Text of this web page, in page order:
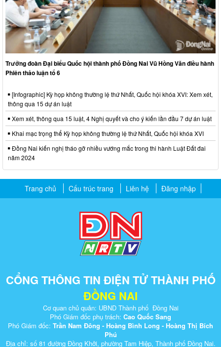
Trưởng đoàn Đại biểu Quốc hội thành phố Đồng Nai Vũ Hồng Văn điều hành
Phiên thảo luận tổ 6
[Infographic] Kỳ họp không thường lệ thứ Nhất, Quốc hội khóa XVI: Xem xét,
thông qua 15 dự án luật
Xem xét, thông qua 15 luật, 4 Nghị quyết và cho ý kiến lần đầu 7 dự án luật
Khai mạc trọng thể Kỳ họp không thường lệ thứ Nhất, Quốc hội khóa XVI
Đồng Nai kiến nghị tháo gỡ nhiều vướng mắc trong thi hành Luật Đất đai
năm 2024
Trang chủ Cấu trúc trang Liên hệ Đăng nhập
CỔNG THÔNG TIN ĐIỆN TỬ THÀNH PHỐ
ĐỒNG NAI
Cơ quan chủ quản: UBND Thành phố Đồng Nai
Phó Giám đốc phụ trách: Cao Quốc Sang
Phó Giám đốc: Trần Nam Đông - Hoàng Bình Long - Hoàng Thị Bích
Phú
Địa chỉ: số 81 đường Đồng Khởi, phường Tam Hiệp, Thành phố Đồng Nai.